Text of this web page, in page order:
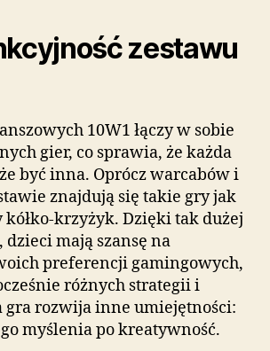
zestawu
10W1 łączy w sobie
gier, co sprawia, że każda
być inna. Oprócz warcabów i
znajdują się takie gry jak
kółko-krzyżyk. Dzięki tak dużej
mają szansę na
preferencji gamingowych,
różnych strategii i
gra rozwija inne umiejętności:
myślenia po kreatywność.